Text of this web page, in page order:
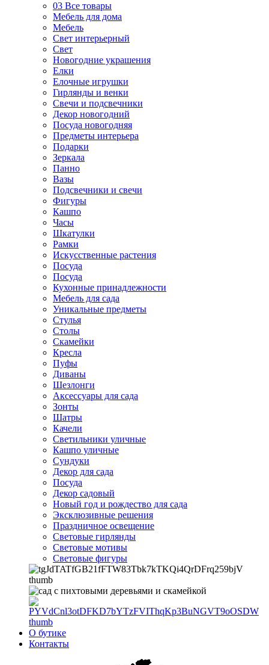
03 Все товары
Мебель для дома
Мебель
Свет интерьерный
Свет
Новогодние украшения
Елки
Елочные игрушки
Гирлянды и венки
Свечи и подсвечники
Декор новогодний
Посуда новогодняя
Предметы интерьера
Подарки
Зеркала
Панно
Вазы
Подсвечники и свечи
Фигуры
Кашпо
Часы
Шкатулки
Рамки
Искусственные растения
Посуда
Посуда
Кухонные принадлежности
Мебель для сада
Уникальные предметы
Стулья
Столы
Скамейки
Кресла
Пуфы
Диваны
Шезлонги
Аксессуары для сада
Зонты
Шатры
Качели
Cветильники уличные
Кашпо уличные
Сундуки
Декор для сада
Посуда
Декор садовый
Новый год и рождество для сада
Эксклюзивные решения
Праздничное освещение
Световые гирлянды
Световые мотивы
Световые фигуры
О бутике
Контакты